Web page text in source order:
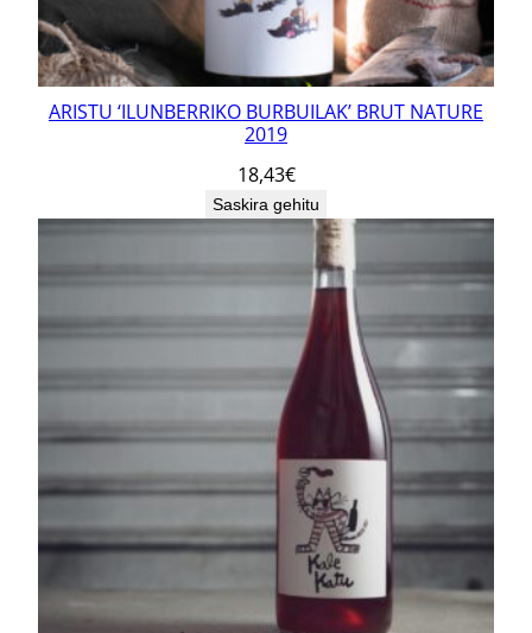
ARISTU ‘ILUNBERRIKO BURBUILAK’ BRUT NATURE
2019
18,43€
Saskira gehitu